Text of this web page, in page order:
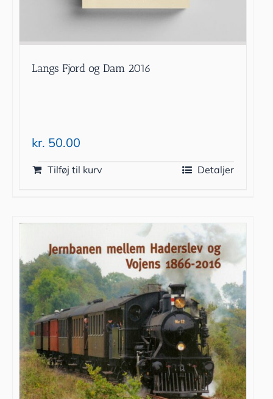
Langs Fjord og Dam 2016
kr. 50.00
Tilføj til kurv Detaljer